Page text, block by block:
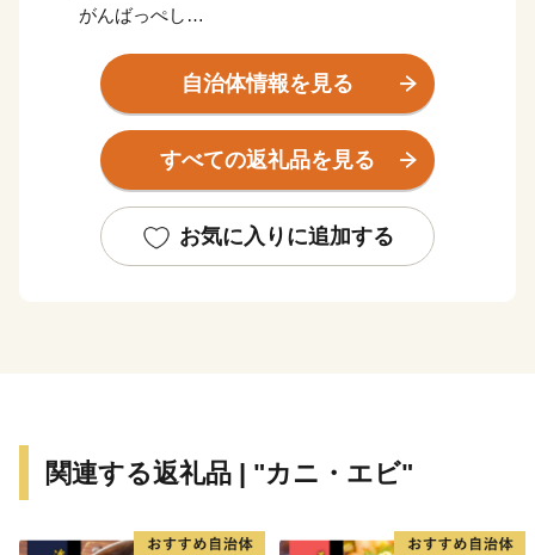
がんばっぺし
うみの向こうまで
岩手県陸前高田市は2011年の東日本大震災で壊滅的な
被害を受けましたが、2025年5月に開館した県指定有形
備は終了いたしました。
全国各地から陸前高田市へご支援いただき、お礼申し上
秋はりんごやブドウ、秋の味覚に舌鼓み。各地で黄金の
冬は雪も少なく過ごしやすく、虎舞いで新年を祝いま
自治体情報を見る
すべての返礼品を見る
お気に入りに追加する
関連する返礼品 | "カニ・エビ"